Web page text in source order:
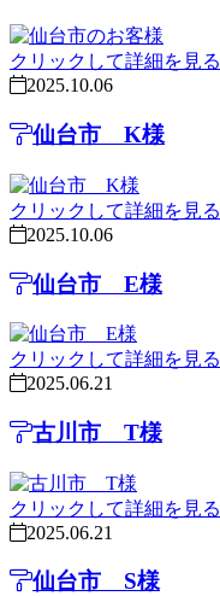
クリックして詳細を見る
2025.10.06
仙台市 K様
クリックして詳細を見る
2025.10.06
仙台市 E様
クリックして詳細を見る
2025.06.21
古川市 T様
クリックして詳細を見る
2025.06.21
仙台市 S様